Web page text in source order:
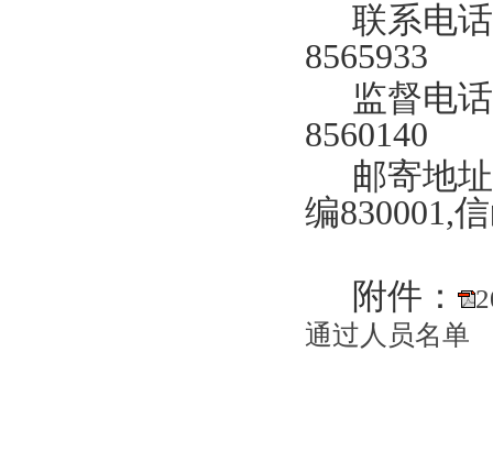
联系电
8565933
监督电
8560140
邮寄地
编830001,
附件：
通过人员名单